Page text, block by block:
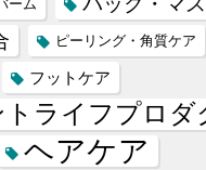
ーム
ピーリング・角質ケア
フットケア
ライフプロダ
ヘアケア